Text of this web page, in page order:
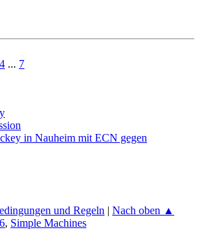
4 ... 7
in Nauheim mit ECN gegen
und Regeln
Nach oben ▲
, Simple Machines